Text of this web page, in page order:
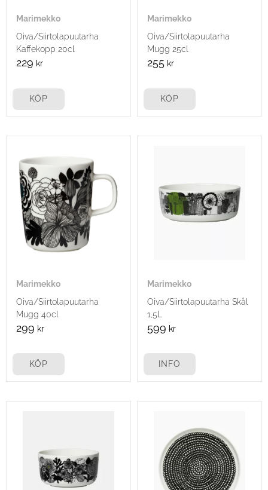
Marimekko
Oiva/Siirtolapuutarha
Kaffekopp 20cl
229 kr
KÖP
Marimekko
Oiva/Siirtolapuutarha
Mugg 25cl
255 kr
KÖP
Marimekko
Oiva/Siirtolapuutarha
Mugg 40cl
299 kr
KÖP
Marimekko
​Oiva/Siirtolapuutarha Skål
1,5L
599 kr
INFO